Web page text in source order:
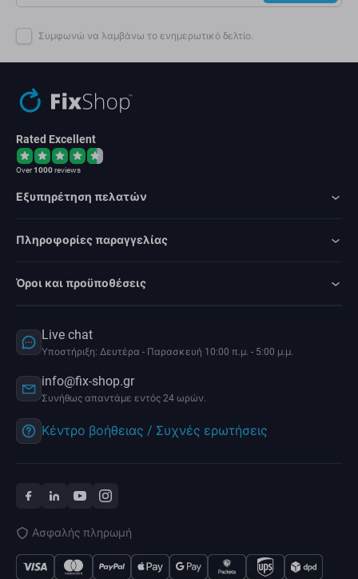
Συμφωνώ να λαμβάνω το ενημερωτικό δελτίο.
Rated Excellent
Over1000reviews
Εξυπηρέτηση πελατών
Πληροφορίες παραγγελίας
Όροι και προϋποθέσεις
Live chat
Υποστήριξη: Δευτέρα - Παρασκευή 10:00 π.μ. - 5:00 μ.μ.
info@fix-shop.gr
Συνήθως απαντάμε εντός 24 ωρών.
Κέντρο βοήθειας / Συχνές ερωτήσεις
Ασφαλής πληρωμή